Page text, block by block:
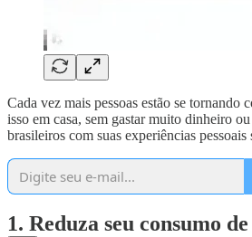
Cada vez mais pessoas estão se
isso em casa, sem gastar muito dinheiro
brasileiros com suas experiências pessoais
1. Reduza seu consumo